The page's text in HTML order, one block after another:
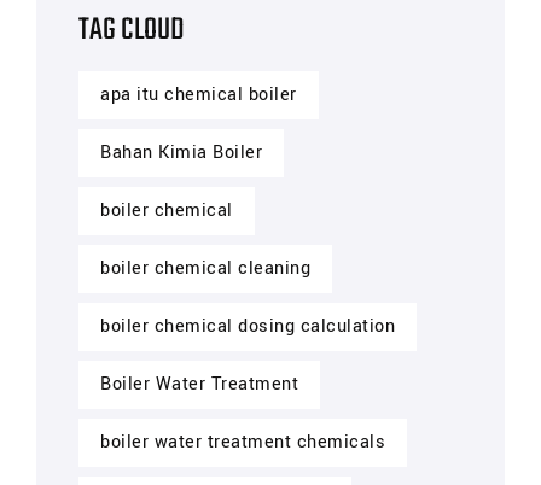
TAG CLOUD
apa itu chemical boiler
Bahan Kimia Boiler
boiler chemical
boiler chemical cleaning
boiler chemical dosing calculation
Boiler Water Treatment
boiler water treatment chemicals